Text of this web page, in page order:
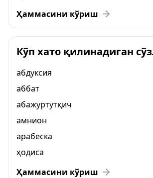
Ҳаммасини кўриш
Кўп хато қилинадиган
абдуксия
аббат
абажуртутқич
амнион
арабеска
ҳодиса
Ҳаммасини кўриш